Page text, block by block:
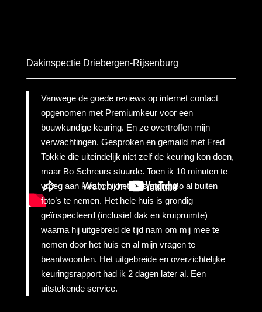
Dakinspectie Driebergen-Rijsenburg
Vanwege de goede reviews op internet contact
opgenomen met Premiumkeur voor een
bouwkundige keuring. En ze overtroffen mijn
verwachtingen. Gesproken en gemaild met Fred
Tokkie die uiteindelijk niet zelf de keuring kon doen,
maar Bo Schreurs stuurde. Toen ik 10 minuten te
vroeg aan kwam bij het huis stond Bo al buiten
foto’s te nemen. Het hele huis is grondig
geïnspecteerd (inclusief dak en kruipruimte)
waarna hij uitgebreid de tijd nam om mij mee te
nemen door het huis en al mijn vragen te
beantwoorden. Het uitgebreide en overzichtelijke
keuringsrapport had ik 2 dagen later al. Een
uitstekende service.